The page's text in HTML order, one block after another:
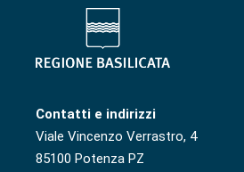
Contatti e indirizzi
Viale Vincenzo Verrastro, 4
85100 Potenza PZ